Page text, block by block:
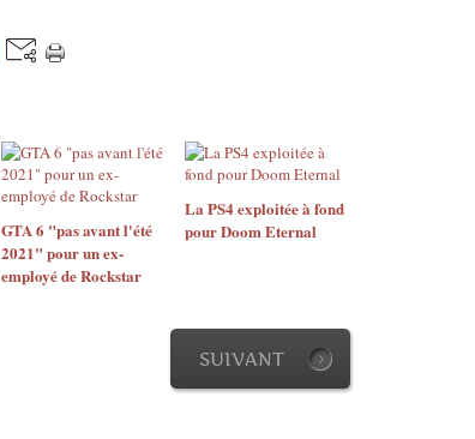
GTA 6 "pas avant l'été
2021" pour un ex-
employé de Rockstar
La PS4 exploitée à fond
pour Doom Eternal
SUIVANT